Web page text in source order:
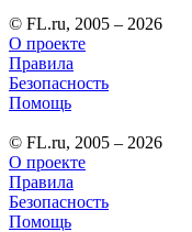
© FL.ru, 2005 – 2026
О проекте
Правила
Безопасность
Помощь
© FL.ru, 2005 – 2026
О проекте
Правила
Безопасность
Помощь